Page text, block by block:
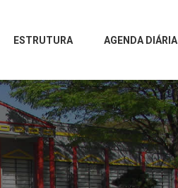
ESTRUTURA AGENDA DIÁRIA